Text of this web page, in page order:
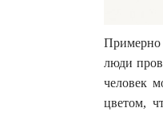
Примерно
люди
человек
цветом,